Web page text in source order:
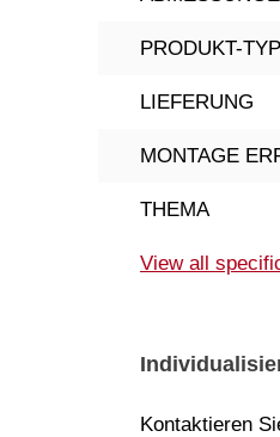
PRODUKT-TYP
LIEFERUNG
MONTAGE
THEMA
View all
Kontaktieren